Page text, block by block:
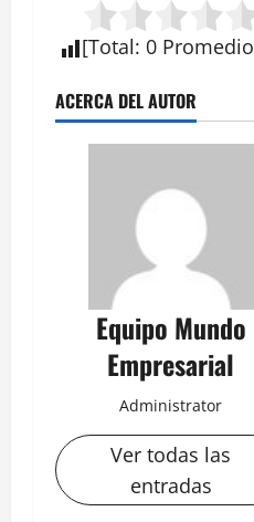
[Total: 0 Promedio
ACERCA DEL AUTOR
Equipo Mundo
Empresarial
Administrator
Ver todas las
entradas